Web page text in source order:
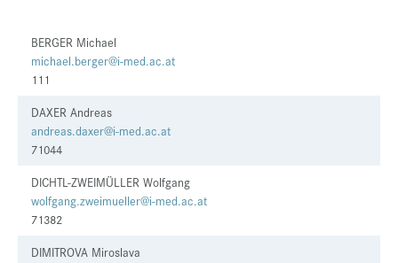
Presse
Kontakt
Service-Links
de |
BERGER Michael
michael.berger@i-med.ac.at
111
DAXER Andreas
andreas.daxer@i-med.ac.at
71044
DICHTL-ZWEIMÜLLER Wolfgang
wolfgang.zweimueller@i-med.ac.at
71382
DIMITROVA Miroslava